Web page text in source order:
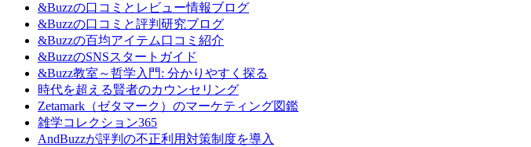
&Buzzの口コミとレビュー情報ブログ
&Buzzの口コミと評判研究ブログ
&Buzzの百均アイテム口コミ紹介
&BuzzのSNSスタートガイド
&Buzz教室～哲学入門: 分かりやすく探る
時代を超える賢者のカウンセリング
Zetamark（ゼタマーク）のマーケティング図鑑
雑学コレクション365
AndBuzzが評判の不正利用対策制度を導入